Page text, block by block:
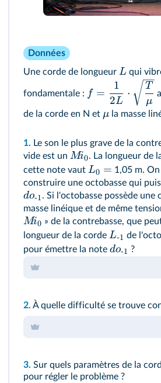
Données
Une corde de longueur L qui
fondamentale : f =
2L
1
⋅
μ
T
de la corde en N et μ la masse
1. Le son le plus grave de la
vide est un Mi0. La longueur de
cette note vaut L0 = 1,05 m.
construire une octobasse qui
do‑1. Si l'octobasse possède une
masse linéique et de même
Mi0 » de la contrebasse, que
longueur de la corde L‑1 de
pour émettre la note do‑1 ?
2. À quelle difficulté se trouve
3. Sur quels paramètres de la
pour régler le problème ?